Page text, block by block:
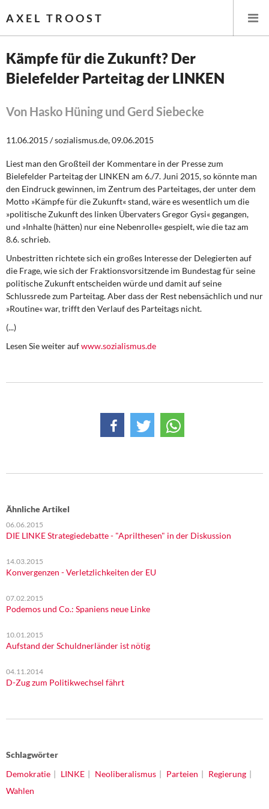
AXEL TROOST
Startseite
Themen
Leitlinien linker Wirtschafts- und Finanzpolitik
Wirtschaftspolitik
Steuer- und Finanzpolitik
Öffentliche Infrastruktur und Daseinsvorsorge
DIE LINKE
Weitere Themen
Memo-Gruppe
Kämpfe für die Zukunft? Der
Bielefelder Parteitag der LINKEN
Von Hasko Hüning und Gerd Siebecke
11.06.2015 / sozialismus.de, 09.06.2015
Liest man den Großteil der Kommentare in der Presse zum
Bielefelder Parteitag der LINKEN am 6./7. Juni 2015, so könnte man
den Eindruck gewinnen, im Zentrum des Parteitages, der unter dem
Motto »Kämpfe für die Zukunft« stand, wäre es wesentlich um die
»politische Zukunft des linken Übervaters Gregor Gysi« gegangen,
und »Inhalte (hätten) nur eine Nebenrolle« gespielt, wie die taz am
8.6. schrieb.
Unbestritten richtete sich ein großes Interesse der Delegierten auf
die Frage, wie sich der Fraktionsvorsitzende im Bundestag für seine
politische Zukunft entscheiden würde und damit auf seine
Schlussrede zum Parteitag. Aber dass der Rest nebensächlich und nur
»Routine« war, trifft den Verlauf des Parteitags nicht.
(...)
Lesen Sie weiter aufwww.sozialismus.de
Ähnliche Artikel
06.06.2015
DIE LINKE Strategiedebatte - "Aprilthesen" in der Diskussion
14.03.2015
Konvergenzen - Verletzlichkeiten der EU
07.02.2015
Podemos und Co.: Spaniens neue Linke
10.01.2015
Aufstand der Schuldnerländer ist nötig
04.11.2014
D-Zug zum Politikwechsel fährt
Schlagwörter
Demokratie
LINKE Neoliberalismus Parteien
Regierung
Wahlen